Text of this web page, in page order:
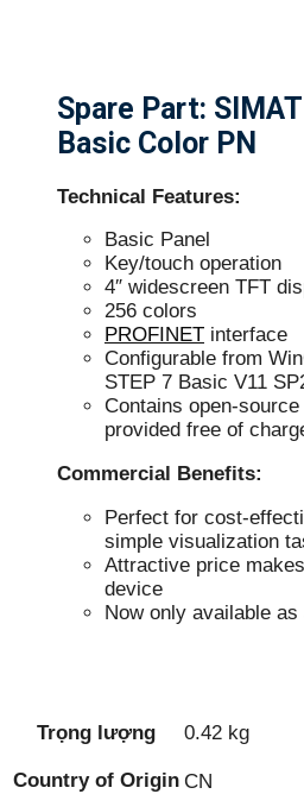
Spare Part:
Basic Color PN
Technical Features:
Basic Panel
Key/touch operation
4″ widescreen TFT
256 colors
PROFINET interface
Configurable from
STEP 7 Basic V11
Contains open-
provided free of
Commercial Benefits:
Perfect for cost-
simple visualization
Attractive price
device
Now only available
Trọng lượng 0.42 kg
Country of Origin CN